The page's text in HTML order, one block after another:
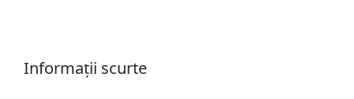
Informații scurte